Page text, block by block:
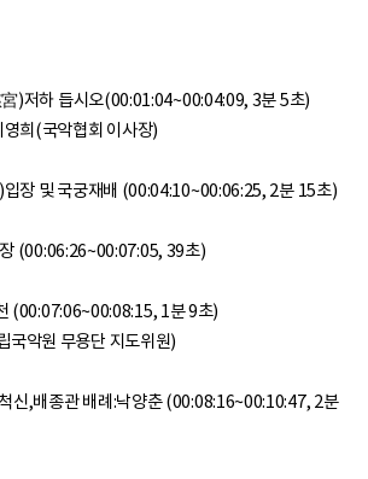
)저하 듭시오(00:01:04~00:04:09, 3분 5초)
희(국악협회 이사장)
장 및 국궁재배 (00:04:10~00:06:25, 2분 15초)
(00:06:26~00:07:05, 39초)
(00:07:06~00:08:15, 1분 9초)
악원 무용단 지도위원)
신,배종관 배례:낙양춘 (00:08:16~00:10:47, 2분